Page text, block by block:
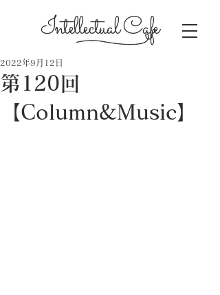
Intellectual Cafe
第120回
【Column&Music】
2022年9月12日